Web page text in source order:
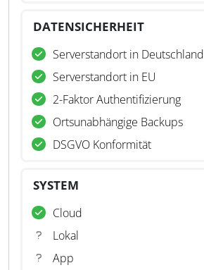
DATENSICHERHEIT
Serverstandort in Deutschland
Serverstandort in EU
2-Faktor Authentifizierung
Ortsunabhängige Backups
DSGVO Konformität
SYSTEM
Cloud
Lokal
App